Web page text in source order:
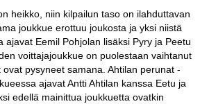
heikko, niin kilpailun taso on ilahduttavan
joukkue erottuu joukosta ja yksi niistä
ajavat Eemil Pohjolan lisäksi Pyry ja Peetu
voittajajoukkue on puolestaan vaihtanut
pysyneet samana. Ahtilan perunat -
ajavat Antti Ahtilan kanssa Eetu ja
edellä mainittua joukkuetta ovatkin